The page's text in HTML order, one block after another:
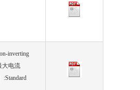
inverting
大电流
:Standard